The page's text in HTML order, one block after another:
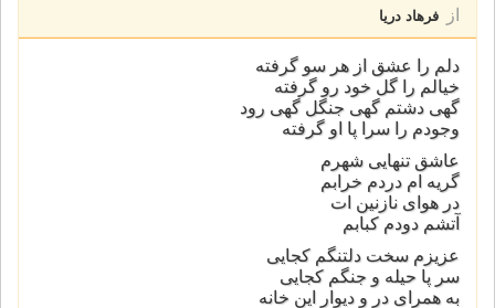
از فرهاد دریا
دلم را عشق از هر سو گرفته
خیالم را گل خود رو گرفته
گهی دشتم گهی جنگل گهی رود
وجودم را سرا پا او گرفته
عاشق تنهایی شهرم
گریه ام دردم خرابم
در هوای نازنین ات
آتشم دودم کبابم
عزیزم سخت دلتنگم کجایی
سر پا حیله و جنگم کجایی
به همرای در و دیوار این خانه